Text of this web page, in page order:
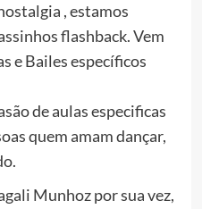
, estamos
flashback. Vem
e Bailes específicos
de aulas especificas
quem amam dançar,
Munhoz por sua vez,